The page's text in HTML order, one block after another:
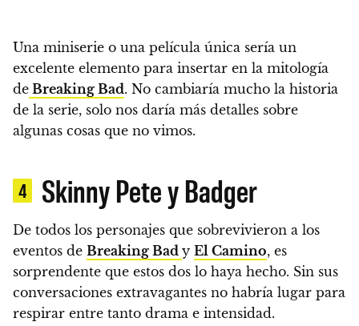
Una miniserie o una película única sería un
excelente elemento para insertar en la mitología
de Breaking Bad. No cambiaría mucho la historia
de la serie, solo nos daría más detalles sobre
algunas cosas que no vimos.
4 Skinny Pete y Badger
De todos los personajes que sobrevivieron a los
eventos de Breaking Bad y El Camino, es
sorprendente que estos dos lo haya hecho. Sin sus
conversaciones extravagantes no habría lugar para
respirar entre tanto drama e intensidad.